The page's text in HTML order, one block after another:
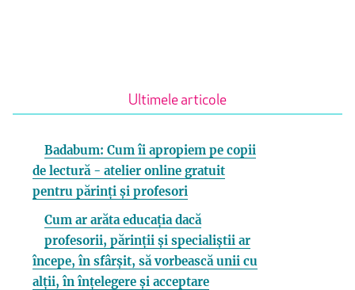
Ultimele articole
Badabum: Cum îi apropiem pe copii
de lectură - atelier online gratuit
pentru părinți și profesori
Cum ar arăta educația dacă
profesorii, părinții și specialiștii ar
începe, în sfârșit, să vorbească unii cu
alții, în înțelegere și acceptare